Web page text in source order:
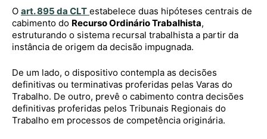
O art. 895 da CLT estabelece duas hipóteses centrais de
cabimento do Recurso Ordinário Trabalhista,
estruturando o sistema recursal trabalhista a partir da
instância de origem da decisão impugnada.
De um lado, o dispositivo contempla as decisões
definitivas ou terminativas proferidas pelas Varas do
Trabalho. De outro, prevê o cabimento contra decisões
definitivas proferidas pelos Tribunais Regionais do
Trabalho em processos de competência originária.